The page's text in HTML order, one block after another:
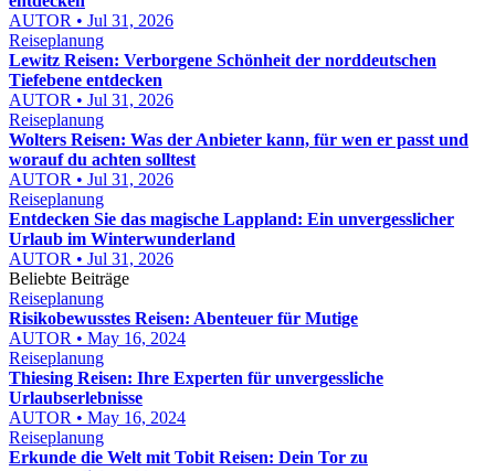
AUTOR • Jul 31, 2026
Reiseplanung
Lewitz Reisen: Verborgene Schönheit der norddeutschen
Tiefebene entdecken
AUTOR • Jul 31, 2026
Reiseplanung
Wolters Reisen: Was der Anbieter kann, für wen er passt und
worauf du achten solltest
AUTOR • Jul 31, 2026
Reiseplanung
Entdecken Sie das magische Lappland: Ein unvergesslicher
Urlaub im Winterwunderland
AUTOR • Jul 31, 2026
Beliebte Beiträge
Reiseplanung
Risikobewusstes Reisen: Abenteuer für Mutige
AUTOR • May 16, 2024
Reiseplanung
Thiesing Reisen: Ihre Experten für unvergessliche
Urlaubserlebnisse
AUTOR • May 16, 2024
Reiseplanung
Erkunde die Welt mit Tobit Reisen: Dein Tor zu